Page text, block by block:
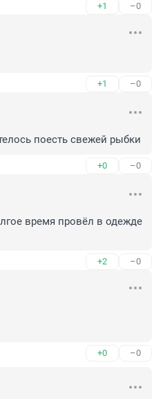
+1 –0
+1 –0
поесть свежей рыбки
+0 –0
время провёл в одежде
+2 –0
+0 –0